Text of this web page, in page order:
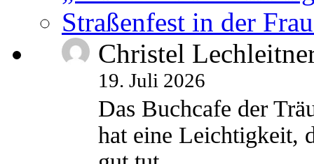
Straßenfest in der
Christel
19. Juli 2026
Das Buchcafe der
hat eine Leichtigkeit,